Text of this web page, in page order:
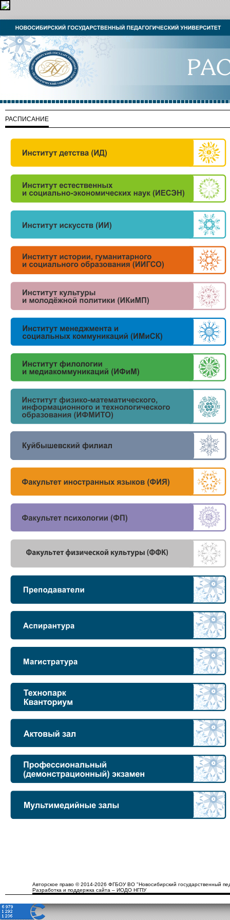
РАСПИСАНИЕ
Авторское право © 2014-2026 ФГБОУ ВО "Новосибирский государственный
Разработка и поддержка сайта – ИОДО НГПУ